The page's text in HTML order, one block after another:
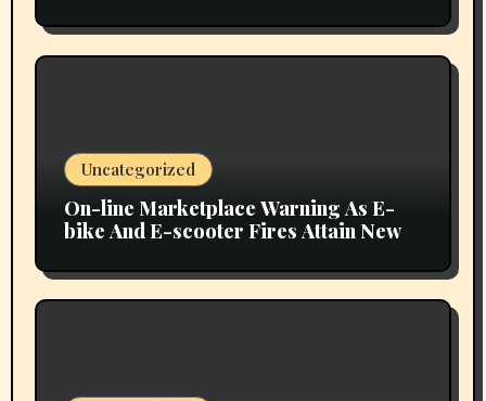
Uncategorized
On-line Marketplace Warning As E-
bike And E-scooter Fires Attain New